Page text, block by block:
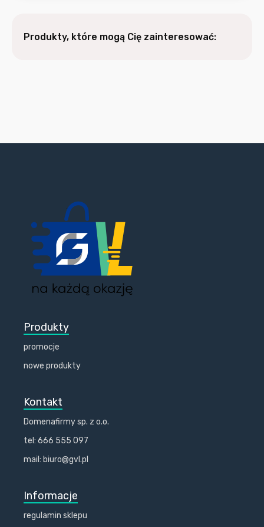
Produkty, które mogą Cię zainteresować:
Produkty
promocje
nowe produkty
Kontakt
Domenafirmy sp. z o.o.
tel: 666 555 097
mail: biuro@gvl.pl
Informacje
regulamin sklepu